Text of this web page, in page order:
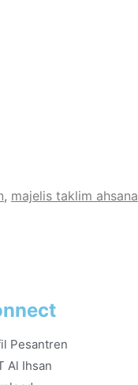
, majelis taklim ahsana
Pesantren
Al Ihsan